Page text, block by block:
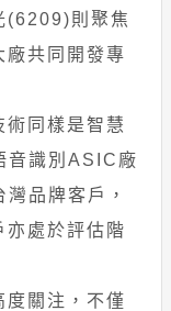
(6209)則聚焦
廠共同開發專
術同樣是智慧
音識別ASIC廠
品牌客戶，
亦處於評估階
度關注，不僅